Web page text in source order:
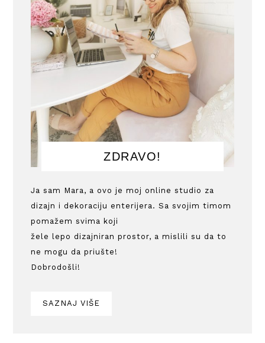
ZDRAVO!
Ja sam Mara, a ovo je moj online studio za
dizajn i dekoraciju enterijera. Sa svojim timom
pomažem svima koji
žele lepo dizajniran prostor, a mislili su da to
ne mogu da priušte!
Dobrodošli!
SAZNAJ VIŠE